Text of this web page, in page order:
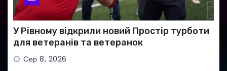
У Рівному відкрили новий Простір турботи
для ветеранів та ветеранок
Сер 8, 2026